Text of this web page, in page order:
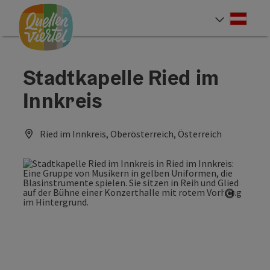
Zum Inhalt
Zur Navigation
Zum Seitenanfang
Stadtkapelle Ried im
Innkreis
Ried im Innkreis, Oberösterreich, Österreich